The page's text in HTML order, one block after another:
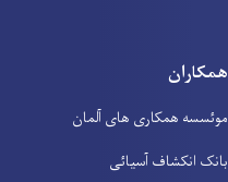
همکاران
موئسسه همکاری های آلمان
بانک انکشاف آسیائی